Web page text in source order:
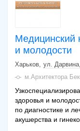
Медицинский
и молодости
Харьков ул.
м.Архитектора
здоровья и
по диагностике и
акушерства и